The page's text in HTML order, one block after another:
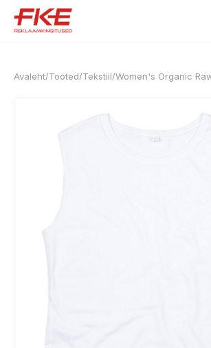
Avaleht/Tooted/Tekstiil/Women's Organic